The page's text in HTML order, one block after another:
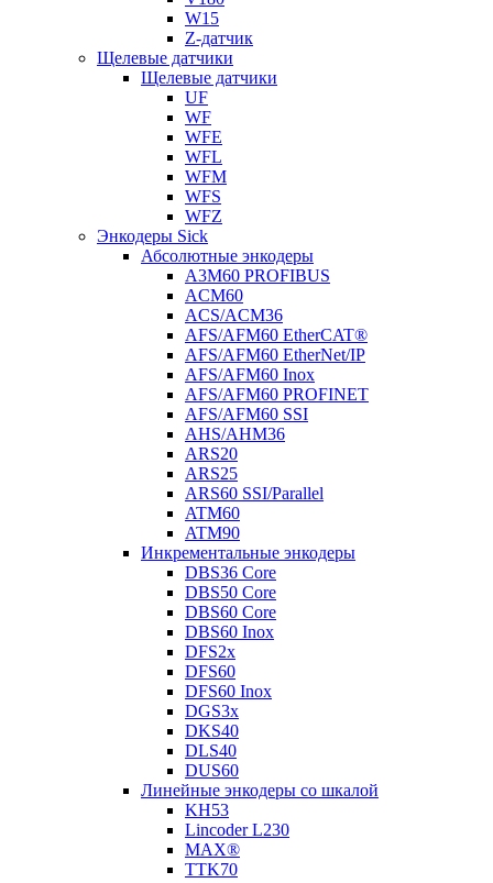
W15
Z-датчик
Щелевые датчики
Щелевые датчики
UF
WF
WFE
WFL
WFM
WFS
WFZ
Энкодеры Sick
Абсолютные энкодеры
A3M60 PROFIBUS
ACM60
ACS/ACM36
AFS/AFM60 EtherCAT®
AFS/AFM60 EtherNet/IP
AFS/AFM60 Inox
AFS/AFM60 PROFINET
AFS/AFM60 SSI
AHS/AHM36
ARS20
ARS25
ARS60 SSI/Parallel
ATM60
ATM90
Инкрементальные энкодеры
DBS36 Core
DBS50 Core
DBS60 Core
DBS60 Inox
DFS2x
DFS60
DFS60 Inox
DGS3x
DKS40
DLS40
DUS60
Линейные энкодеры со шкалой
KH53
Lincoder L230
MAX®
TTK70